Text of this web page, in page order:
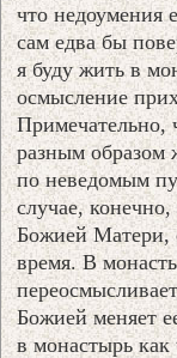
что недоумения
сам едва бы
я буду жить в
осмысление
Примечательно,
разным образом
по неведомым
случае,
Божией Матери,
время. В
Божией меняет
в монастырь как